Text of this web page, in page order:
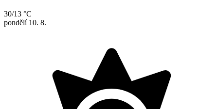
30/13 °C
pondělí 10. 8.